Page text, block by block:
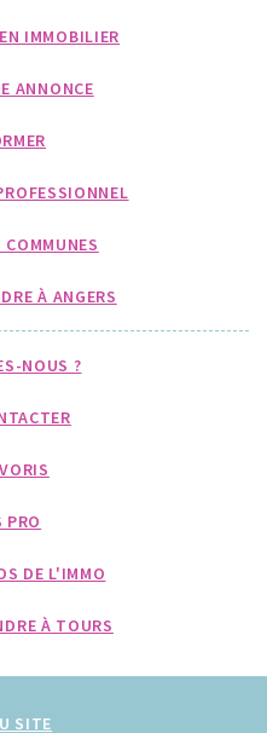
IMMOBILIER
ANNONCE
À ANGERS
NOUS ?
PRO
DE L'IMMO
À TOURS
SITE